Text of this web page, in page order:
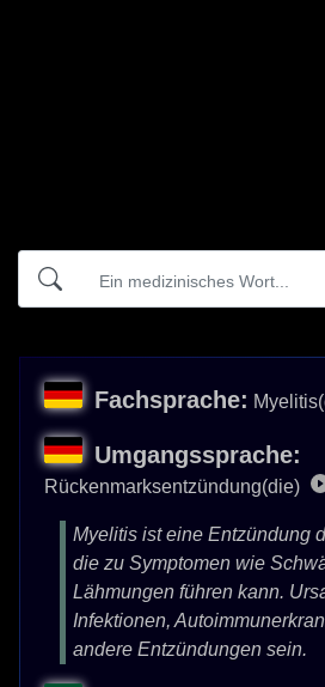
Fachsprache:
Umgangssprache:
Rückenmarksentzündung(die)
Myelitis ist eine Entzündung
die zu Symptomen wie
Lähmungen führen kann.
Infektionen,
andere Entzündungen sein.